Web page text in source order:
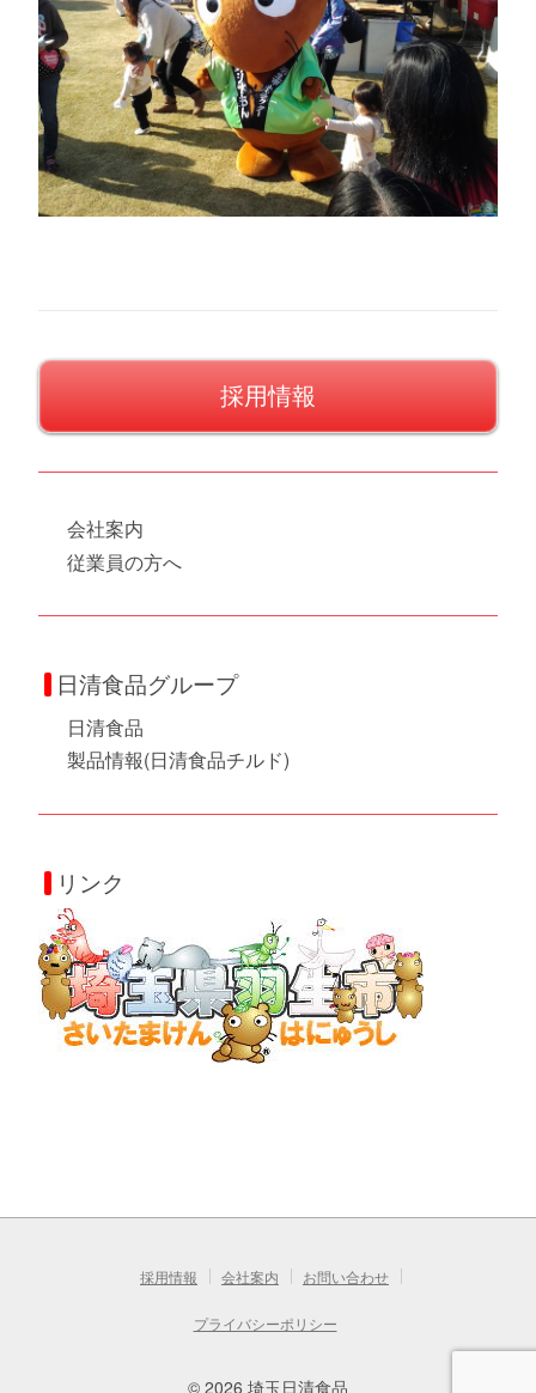
採用情報
会社案内
従業員の方へ
日清食品グループ
日清食品
製品情報(日清食品チルド)
リンク
採用情報 会社案内 お問い合わせ
プライバシーポリシー
© 2026 埼玉日清食品